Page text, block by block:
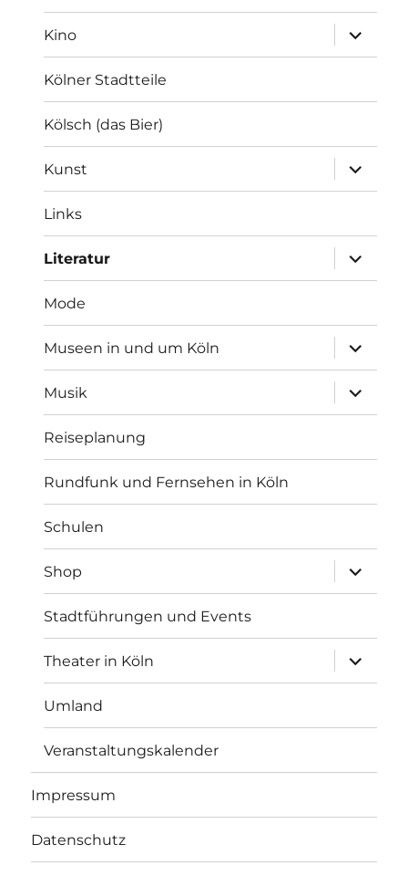
Kino
anzeigen
Kölner Stadtteile
Kölsch (das Bier)
Kunst
anzeigen
Links
Literatur
anzeigen
Mode
Museen in und um Köln
anzeigen
Musik
anzeigen
Reiseplanung
Rundfunk und Fernsehen in Köln
Schulen
Shop
anzeigen
Stadtführungen und Events
Theater in Köln
anzeigen
Umland
Veranstaltungskalender
Impressum
Datenschutz